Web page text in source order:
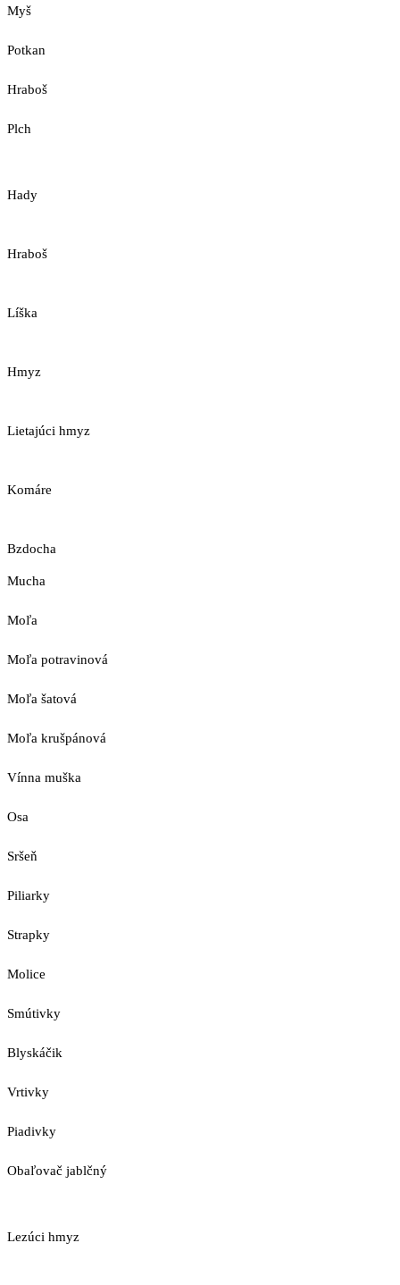
Myš
Potkan
Hraboš
Plch
Hady
Hraboš
Líška
Hmyz
Lietajúci hmyz
Komáre
Bzdocha
Mucha
Moľa
Moľa potravinová
Moľa šatová
Moľa krušpánová
Vínna muška
Osa
Sršeň
Piliarky
Strapky
Molice
Smútivky
Blyskáčik
Vrtivky
Piadivky
Obaľovač jablčný
Lezúci hmyz